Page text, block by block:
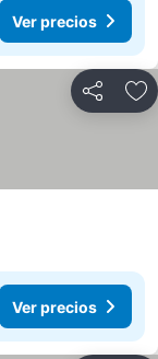
Ver precios
Compartir
Ver precios